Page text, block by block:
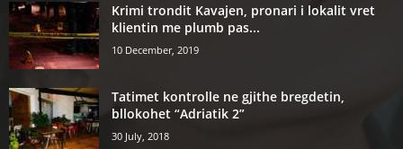
Krimi trondit Kavajen, pronari i lokalit vret
klientin me plumb pas...
10 December, 2019
Tatimet kontrolle ne gjithe bregdetin,
bllokohet “Adriatik 2”
30 July, 2018